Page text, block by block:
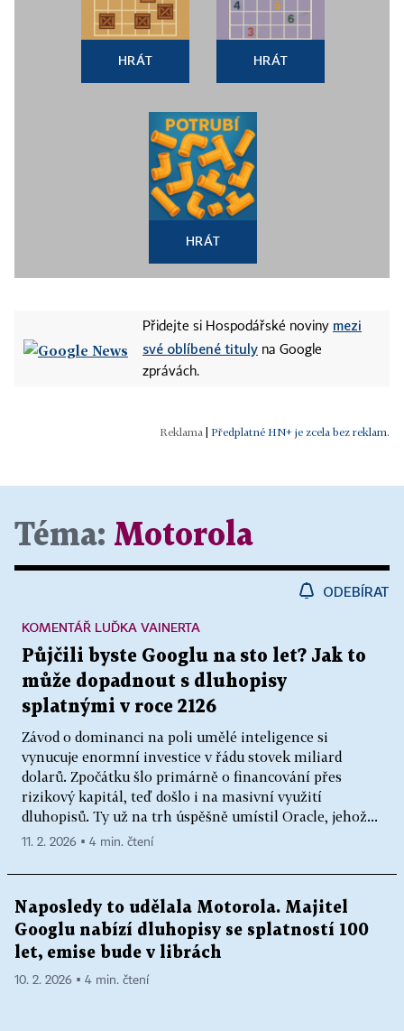
HRÁT HRÁT
HRÁT
Přidejte si Hospodářské noviny mezi
své oblíbené tituly na Google
zprávách.
Předplatné HN+ je zcela bez reklam.
Téma: Motorola
ODEBÍRAT
Půjčili byste Googlu na sto let? Jak to
může dopadnout s dluhopisy
splatnými v roce 2126
Závod o dominanci na poli umělé inteligence si
vynucuje enormní investice v řádu stovek miliard
dolarů. Zpočátku šlo primárně o financování přes
rizikový kapitál, teď došlo i na masivní využití
dluhopisů. Ty už na trh úspěšně umístil Oracle, jehož...
KOMENTÁŘ LUĎKA VAINERTA
11. 2. 2026 ▪ 4 min. čtení
Naposledy to udělala Motorola. Majitel
Googlu nabízí dluhopisy se splatností 100
let, emise bude v librách
10. 2. 2026 ▪ 4 min. čtení